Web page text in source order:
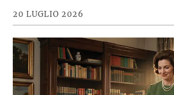
20 LUGLIO 2026